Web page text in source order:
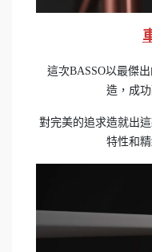
這次BASSO以最傑
造，成
對完美的追求造就出
特性和